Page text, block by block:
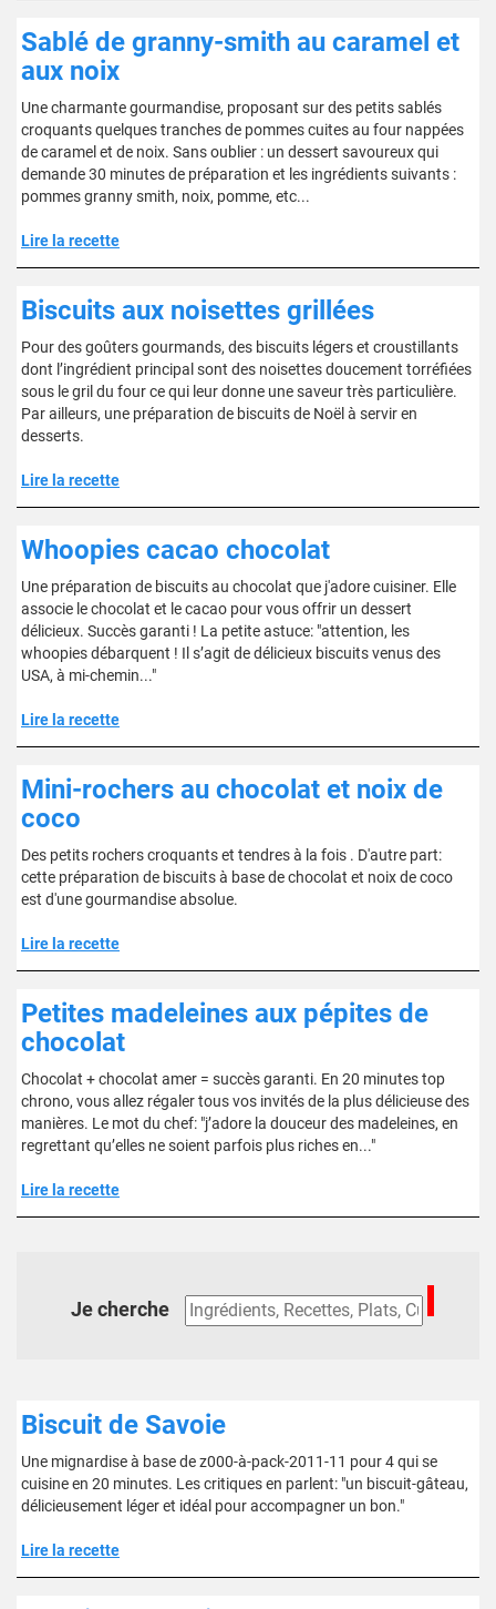
Sablé de granny-smith au caramel et
aux noix
Une charmante gourmandise, proposant sur des petits sablés
croquants quelques tranches de pommes cuites au four nappées
de caramel et de noix. Sans oublier : un dessert savoureux qui
demande 30 minutes de préparation et les ingrédients suivants :
pommes granny smith, noix, pomme, etc...
Lire la recette
Biscuits aux noisettes grillées
Pour des goûters gourmands, des biscuits légers et croustillants
dont l’ingrédient principal sont des noisettes doucement torréfiées
sous le gril du four ce qui leur donne une saveur très particulière.
Par ailleurs, une préparation de biscuits de Noël à servir en
desserts.
Lire la recette
Whoopies cacao chocolat
Une préparation de biscuits au chocolat que j'adore cuisiner. Elle
associe le chocolat et le cacao pour vous offrir un dessert
délicieux. Succès garanti ! La petite astuce: "attention, les
whoopies débarquent ! Il s’agit de délicieux biscuits venus des
USA, à mi-chemin..."
Lire la recette
Mini-rochers au chocolat et noix de
coco
Des petits rochers croquants et tendres à la fois . D'autre part:
cette préparation de biscuits à base de chocolat et noix de coco
est d'une gourmandise absolue.
Lire la recette
Petites madeleines aux pépites de
chocolat
Chocolat + chocolat amer = succès garanti. En 20 minutes top
chrono, vous allez régaler tous vos invités de la plus délicieuse des
manières. Le mot du chef: "j’adore la douceur des madeleines, en
regrettant qu’elles ne soient parfois plus riches en..."
Lire la recette
Je cherche
Biscuit de Savoie
Une mignardise à base de z000-à-pack-2011-11 pour 4 qui se
cuisine en 20 minutes. Les critiques en parlent: "un biscuit-gâteau,
délicieusement léger et idéal pour accompagner un bon."
Lire la recette